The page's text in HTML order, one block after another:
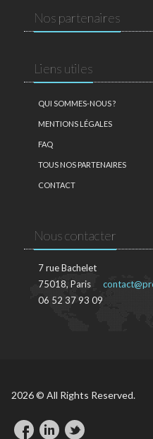
Nos partenaires
Liens utiles
QUI SOMMES-NOUS ?
MENTIONS LÉGALES
FAQ
TOUS NOS PARTENAIRES
CONTACT
Nous contacter
7 rue Bachelet
75018, Paris
06 52 37 93 09
2026 © All Rights Reserved.